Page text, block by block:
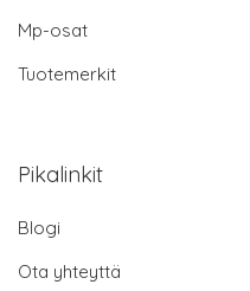
Mp-osat
Tuotemerkit
Pikalinkit
Blogi
Ota yhteyttä